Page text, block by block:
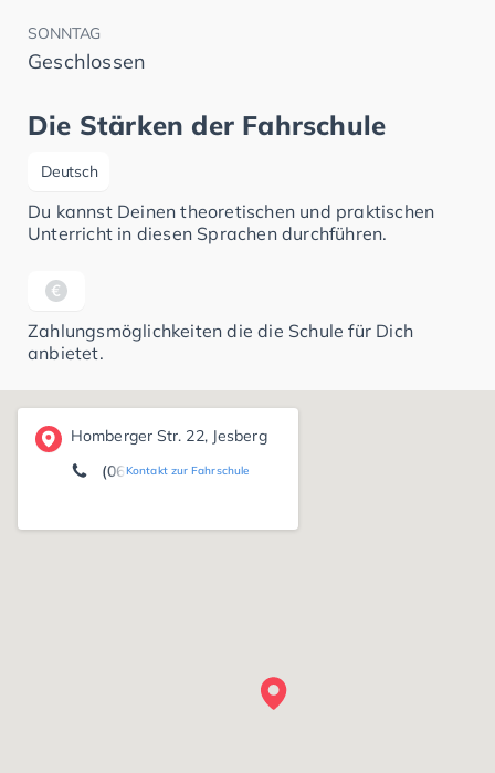
SONNTAG
Geschlossen
Die Stärken der Fahrschule
Deutsch
Du kannst Deinen theoretischen und praktischen
Unterricht in diesen Sprachen durchführen.
Zahlungsmöglichkeiten die die Schule für Dich
anbietet.
Homberger Str. 22, Jesberg
Kontakt zur Fahrschule
(06695) 13 46